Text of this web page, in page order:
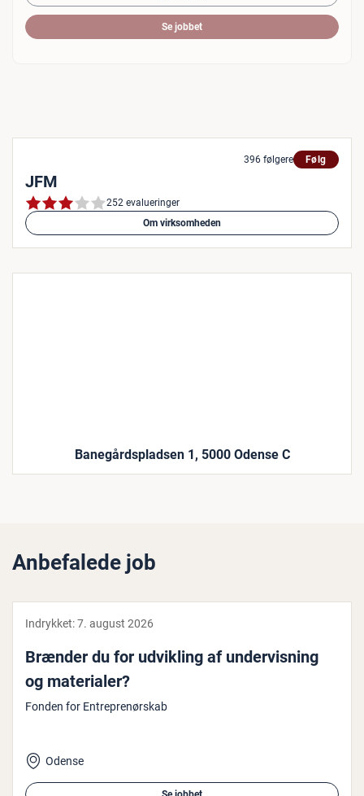
Se jobbet
396 følgere Følg
JFM
252 evalueringer
Om virksomheden
Banegårdspladsen 1, 5000 Odense C
Anbefalede job
Indrykket:7. august 2026
Brænder du for udvikling af un­der­vis­ning
og ma­te­ri­a­ler?
Fonden for Entreprenørskab
Odense